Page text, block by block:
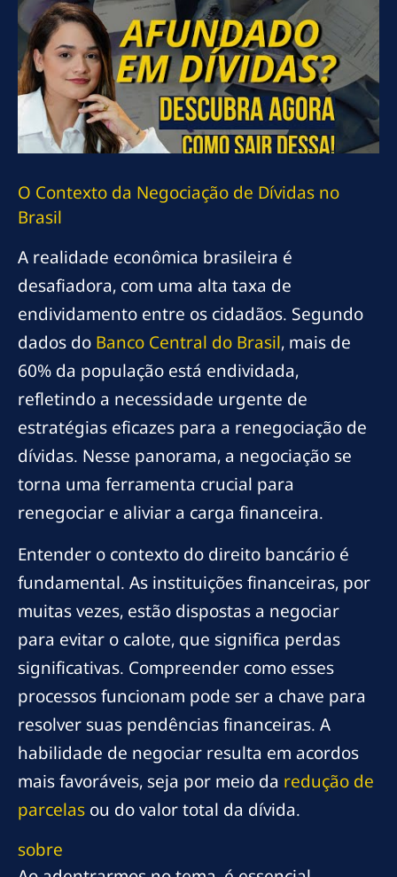
O Contexto da Negociação de Dívidas no
Brasil
A realidade econômica brasileira é
desafiadora, com uma alta taxa de
endividamento entre os cidadãos. Segundo
dados do Banco Central do Brasil, mais de
60% da população está endividada,
refletindo a necessidade urgente de
estratégias eficazes para a renegociação de
dívidas. Nesse panorama, a negociação se
torna uma ferramenta crucial para
renegociar e aliviar a carga financeira.
Entender o contexto do direito bancário é
fundamental. As instituições financeiras, por
muitas vezes, estão dispostas a negociar
para evitar o calote, que significa perdas
significativas. Compreender como esses
processos funcionam pode ser a chave para
resolver suas pendências financeiras. A
habilidade de negociar resulta em acordos
mais favoráveis, seja por meio da redução de
parcelas ou do valor total da dívida.
sobre